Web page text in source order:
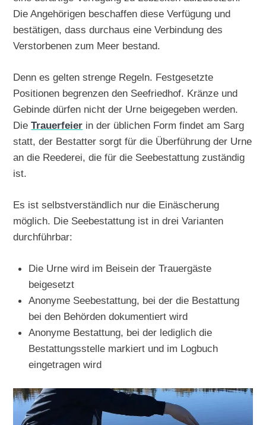
Die Angehörigen beschaffen diese Verfügung und
bestätigen, dass durchaus eine Verbindung des
Verstorbenen zum Meer bestand.
Denn es gelten strenge Regeln. Festgesetzte
Positionen begrenzen den Seefriedhof. Kränze und
Gebinde dürfen nicht der Urne beigegeben werden.
DieTrauerfeier in der üblichen Form findet am Sarg
statt, der Bestatter sorgt für die Überführung der Urne
an die Reederei, die für die Seebestattung zuständig
ist.
Es ist selbstverständlich nur die Einäscherung
möglich. Die Seebestattung ist in drei Varianten
durchführbar:
Die Urne wird im Beisein der Trauergäste
beigesetzt
Anonyme Seebestattung, bei der die Bestattung
bei den Behörden dokumentiert wird
Anonyme Bestattung, bei der lediglich die
Bestattungsstelle markiert und im Logbuch
eingetragen wird